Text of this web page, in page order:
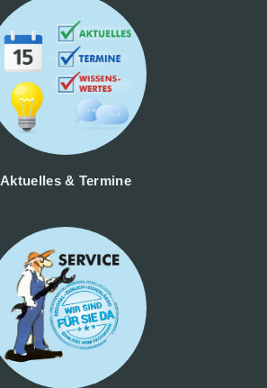
Aktuelles & Termine